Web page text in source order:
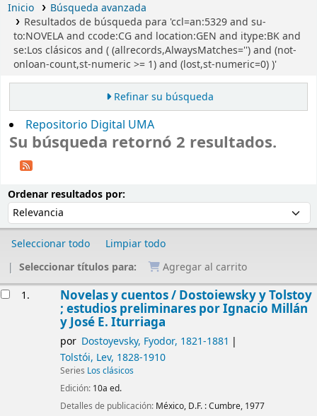
Inicio
Búsqueda avanzada
Resultados de búsqueda para 'ccl=an:5329 and su-
to:NOVELA and ccode:CG and location:GEN and itype:BK and
se:Los clásicos and ( (allrecords,AlwaysMatches='') and (not-
onloan-count,st-numeric >= 1) and (lost,st-numeric=0) )'
Refinar su búsqueda
Repositorio Digital UMA
Su búsqueda retornó 2 resultados.
Ordenar resultados por:
Seleccionar todo
Limpiar todo
Seleccionar títulos para:
Agregar al carrito
1. Novelas y cuentos / Dostoiewsky y Tolstoy
; estudios preliminares por Ignacio Millán
y José E. Iturriaga
por Dostoyevsky, Fyodor, 1821-1881
Tolstói, Lev, 1828-1910
Series Los clásicos
Edición: 10a ed.
Detalles de publicación: México, D.F. :Cumbre, 1977